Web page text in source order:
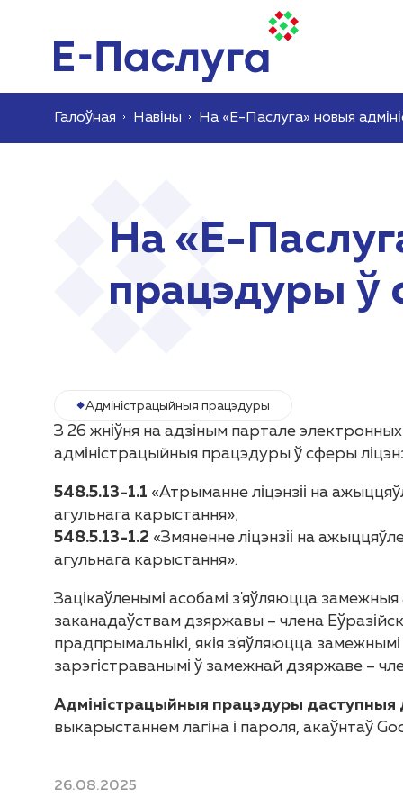
Галоўная Навіны На «Е-Паслуга» новыя
На «Е-
працэдуры ў
Адміністрацыйныя працэдуры
З 26 жніўня на адзіным партале
адміністрацыйныя працэдуры ў сферы
548.5.13-1.1 «Атрыманне ліцэнзіі на
агульнага карыстання»;
548.5.13-1.2 «Змяненне ліцэнзіі на
агульнага карыстання».
Зацікаўленымі асобамі з'яўляюцца
заканадаўствам дзяржавы – члена
прадпрымальнікі, якія з'яўляюцца
зарэгістраванымі ў замежнай дзяржаве –
Адміністрацыйныя працэдуры даступныя
выкарыстаннем лагіна і пароля, акаўнтаў
26.08.2025